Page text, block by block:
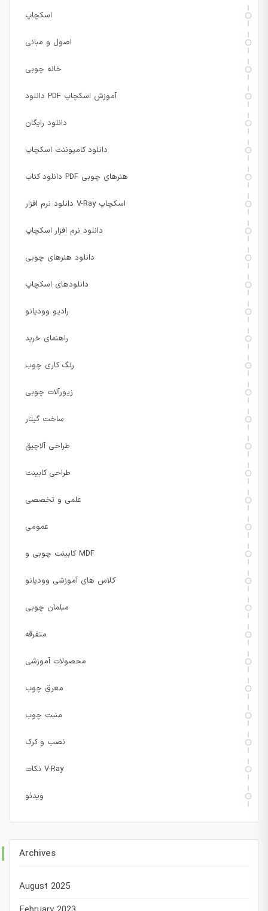
اسکچاپ
اصول و مبانی
خانه چوبی
دانلود PDF آموزش اسکچاپ
دانلود رایگان
دانلود کامپوننت اسکچاپ
دانلود کتاب PDF هنرهای چوبی
دانلود نرم افزار V-Ray اسکچاپ
دانلود نرم افزار اسکچاپ
دانلود هنرهای چوبی
دانلودهای اسکچاپ
رادیو وودیانو
راهنمای خرید
رنگ کاری چوب
زیورآلات چوبی
ساخت گیتار
طراحی آلاچیق
طراحی کابینت
علمی و تخصصی
عمومی
کابینت چوبی و MDF
کلاس های آموزشی وودیانو
مبلمان چوبی
متفرقه
محصولات آموزشی
معرق چوب
منبت چوب
نصب و کرک
نکات V-Ray
ویدئو
Archives
August 2025